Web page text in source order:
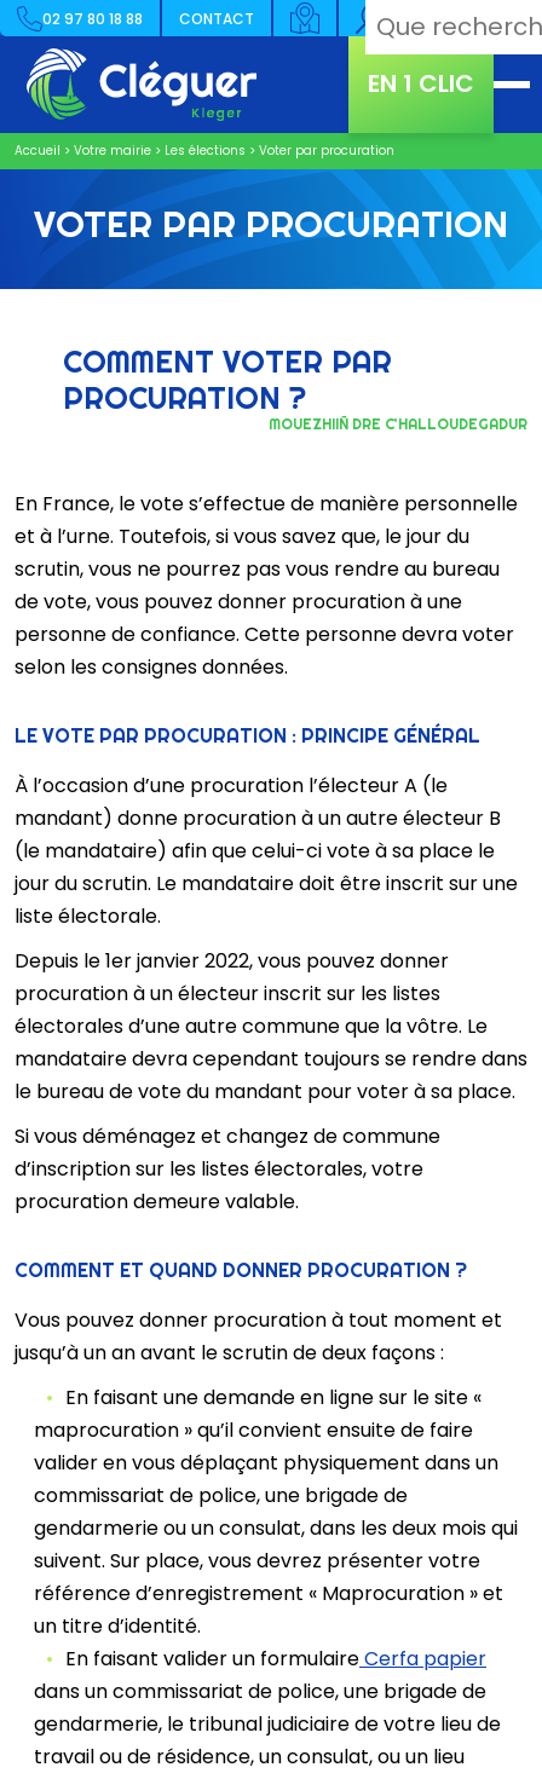
02 97 80 18 88 CONTACT
EN 1 CLIC
Accueil > Votre mairie > Les élections > Voter par procuration
VOTER PAR PROCURATION
COMMENT VOTER PAR
PROCURATION ?
MOUEZHIIÑ DRE C’HALLOUDEGADUR
En France, le vote s’effectue de manière personnelle
et à l’urne. Toutefois, si vous savez que, le jour du
scrutin, vous ne pourrez pas vous rendre au bureau
de vote, vous pouvez donner procuration à une
personne de confiance. Cette personne devra voter
selon les consignes données.
LE VOTE PAR PROCURATION : PRINCIPE GÉNÉRAL
À l’occasion d’une procuration l’électeur A (le
mandant) donne procuration à un autre électeur B
(le mandataire) afin que celui-ci vote à sa place le
jour du scrutin. Le mandataire doit être inscrit sur une
liste électorale.
Depuis le 1er janvier 2022, vous pouvez donner
procuration à un électeur inscrit sur les listes
électorales d’une autre commune que la vôtre. Le
mandataire devra cependant toujours se rendre dans
le bureau de vote du mandant pour voter à sa place.
Si vous déménagez et changez de commune
d’inscription sur les listes électorales, votre
procuration demeure valable.
COMMENT ET QUAND DONNER PROCURATION ?
Vous pouvez donner procuration à tout moment et
jusqu’à un an avant le scrutin de deux façons :
En faisant une demande en ligne sur le site «
maprocuration » qu’il convient ensuite de faire
valider en vous déplaçant physiquement dans un
commissariat de police, une brigade de
gendarmerie ou un consulat, dans les deux mois qui
suivent. Sur place, vous devrez présenter votre
référence d’enregistrement « Maprocuration » et
un titre d’identité.
En faisant valider un formulaireCerfa papier
dans un commissariat de police, une brigade de
gendarmerie, le tribunal judiciaire de votre lieu de
travail ou de résidence, un consulat, ou un lieu